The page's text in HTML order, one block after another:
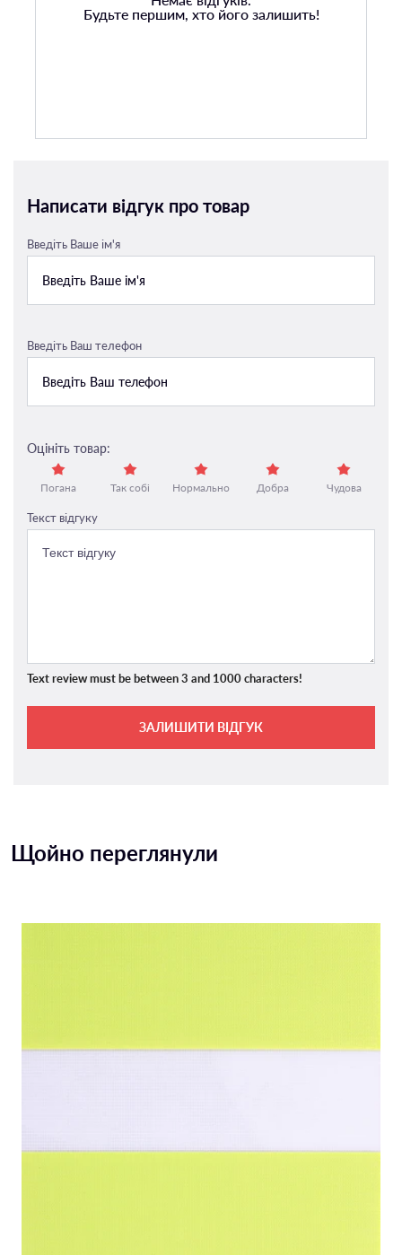
Будьте першим, хто його залишить!
Написати відгук про товар
Введіть Ваше ім'я
Введіть Ваш телефон
Оцініть товар:
Погана Так собі Нормально Добра Чудова
Текст відгуку
Text review must be between 3 and 1000 characters!
ЗАЛИШИТИ ВІДГУК
Щойно переглянули